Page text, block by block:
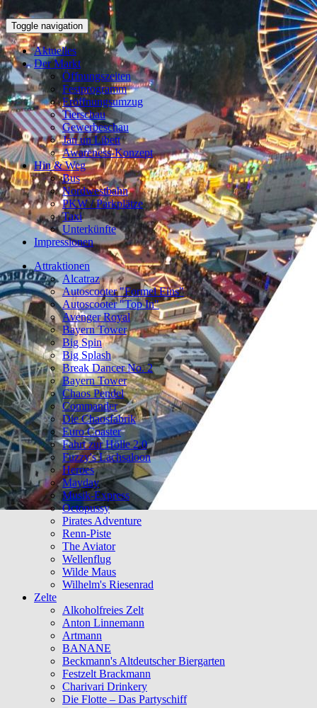
Toggle navigation
Aktuelles
Der Markt
Öffnungszeiten
Festprogramm
Eröffnungsumzug
Tierschau
Gewerbeschau
Jan un Libett
Awareness-Konzept
Hin & Weg
Bus
Nordwestbahn
PKW / Parkplätze
Taxi
Unterkünfte
Impressionen
Attraktionen
Alcatraz
Autoscooter "Formel Eins"
Autoscooter "Top In"
Avenger Royal
Bayern Tower
Big Spin
Big Splash
Break Dancer No. 2
Bayern Tower
Chaos Pendel
Commander
Die Chaosfabrik
Euro Coaster
Fahrt zur Hölle 2.0
Fuzzy's Lachsaloon
Heroes
Mayday
Musik-Express
Octopussy
Pirates Adventure
Renn-Piste
The Aviator
Wellenflug
Wilde Maus
Wilhelm's Riesenrad
Zelte
Alkoholfreies Zelt
Anton Linnemann
Artmann
BANANE
Beckmann's Altdeutscher Biergarten
Festzelt Brackmann
Charivari Drinkery
Die Flotte – Das Partyschiff